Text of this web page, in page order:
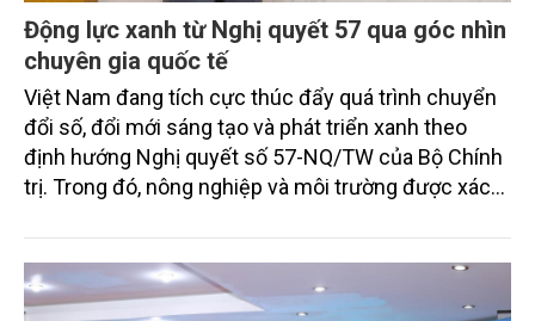
Động lực xanh từ Nghị quyết 57 qua góc nhìn
chuyên gia quốc tế
Việt Nam đang tích cực thúc đẩy quá trình chuyển
đổi số, đổi mới sáng tạo và phát triển xanh theo
định hướng Nghị quyết số 57-NQ/TW của Bộ Chính
trị. Trong đó, nông nghiệp và môi trường được xác
sắc bởi các tiến bộ công nghệ và cam kết bền vững
toàn cầu, đặc biệt là mục tiêu đưa phát thải ròng
bằng 0 (Net-Zero) vào năm 2050.